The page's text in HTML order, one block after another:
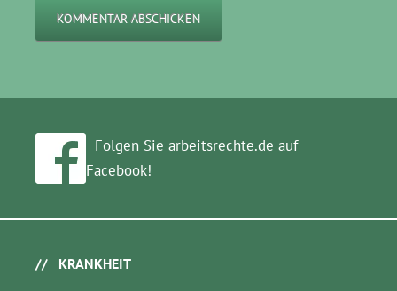
Folgen Sie arbeitsrechte.de auf
Facebook!
KRANKHEIT